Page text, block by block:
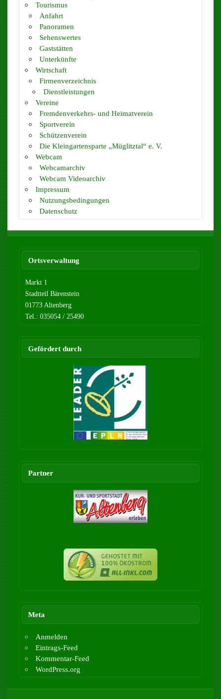
Tourismus
Anfahrt
Panoramen
Sehenswertes
Gaststätten
Unterkünfte
Wirtschaft
Firmenverzeichnis
Dienstleistungen
Vereine
Fremdenverkehrs- und Heimatverein
Sportverein
Schützenverein
Die Kleingartensparte „Müglitztal“ e. V.
Webcam
Webcamarchiv
Webcam Videoarchiv
Impressum
Nutzungsbedingungen
Datenschutz
Ortsverwaltung
Markt 1
Stadtteil Bärenstein
01773 Altenberg
Tel.: 035054 / 25490
Gefördert durch
Partner
Meta
Anmelden
Eintrags-Feed
Kommentar-Feed
WordPress.org